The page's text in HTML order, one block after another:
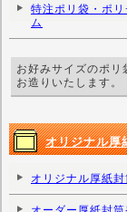
特注ポリ袋・ポ
ム
お好みサイズのポリ
お造りいたします。
オリジナル厚
オリジナル厚紙